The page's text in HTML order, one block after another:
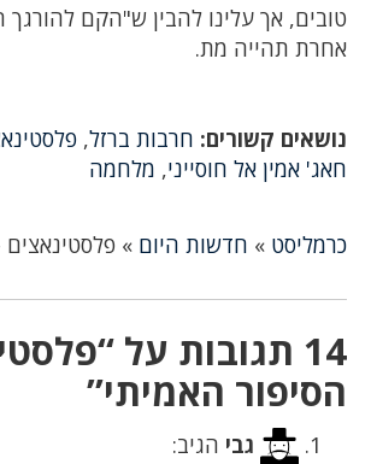
טובים, אך עלינו להבין ש"הקם להורגך
אחרת תהייה מת.
נושאים קשורים: חרבות ברזל,
חאג' אמין אל חוסייני, מלחמה
כרמליסט » חדשות היום » פלסטינאצים
14 תגובות על
הסיפור האמיתי”
גבי הגיב: